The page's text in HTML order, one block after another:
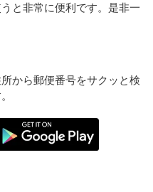
と非常に便利です。是非一
から郵便番号をサクッと検